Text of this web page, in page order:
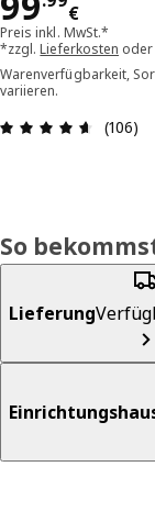
€
Preis inkl. MwSt.*
*zzgl.Lieferkosten oder
Warenverfügbarkeit,
variieren.
(106)
So
Lieferung